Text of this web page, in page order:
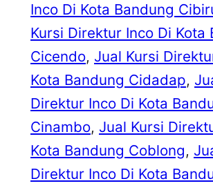
Inco Di Kota Bandung
Kursi Direktur Inco Di Kota
Cicendo, Jual Kursi
Kota Bandung Cidadap,
Direktur Inco Di Kota
Cinambo, Jual Kursi
Kota Bandung Coblong,
Direktur Inco Di Kota